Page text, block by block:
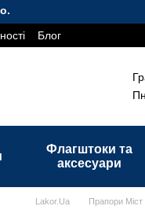
Україна!
Блог
Флагштоки та
аксесуари
Lakor.Ua Прапори Міст